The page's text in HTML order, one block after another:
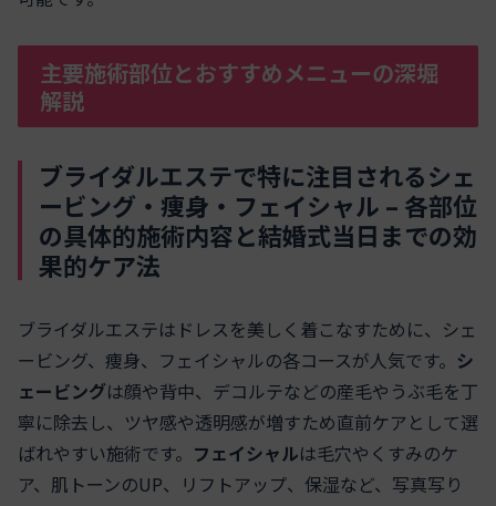
主要施術部位とおすすめメニューの深堀
解説
ブライダルエステで特に注目されるシェ
ービング・痩身・フェイシャル – 各部位
の具体的施術内容と結婚式当日までの効
果的ケア法
ブライダルエステはドレスを美しく着こなすために、シェ
ービング、痩身、フェイシャルの各コースが人気です。 シ
ェービングは顔や背中、デコルテなどの産毛やうぶ毛を丁
寧に除去し、ツヤ感や透明感が増すため直前ケアとして選
ばれやすい施術です。 フェイシャルは毛穴やくすみのケ
ア、肌トーンのUP、リフトアップ、保湿など、写真写り